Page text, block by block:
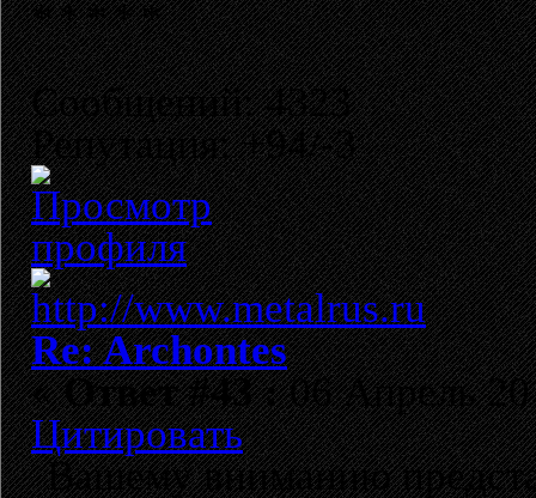
Сообщений: 4323
Репутация: +94/-3
Re: Archontes
«Ответ #43 :06 Апрель
Цитировать
Вашему вниманию